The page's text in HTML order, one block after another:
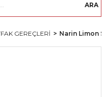
ARA
GEREÇLERİ Narin Limon